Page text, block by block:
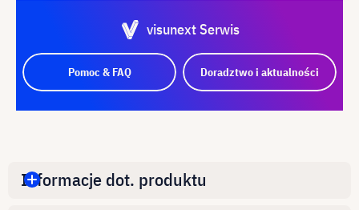
visunext Serwis
Pomoc & FAQ Doradztwo i aktualności
Informacje dot. produktu